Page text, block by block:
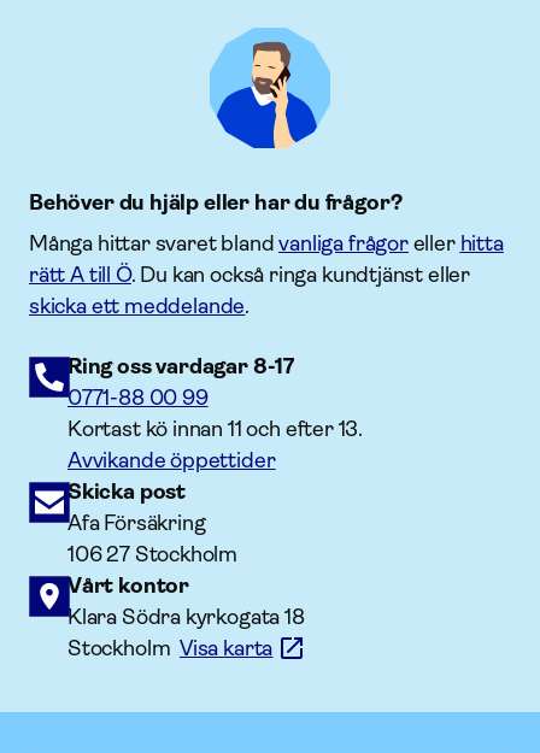
Behöver du hjälp eller har du frågor?
Många hittar svaret blandvanliga frågoreller hitta
rätt A till Ö. Du kan också ringa kundtjänst eller
skicka ett meddelande.
Ring oss vardagar 8-17
0771-88 00 99
Kortast kö innan 11 och efter 13.
Avvikande öppettider
Skicka post
Afa Försäkring
106 27 Stockholm
Vårt kontor
Klara Södra kyrkogata 18
StockholmVisa karta